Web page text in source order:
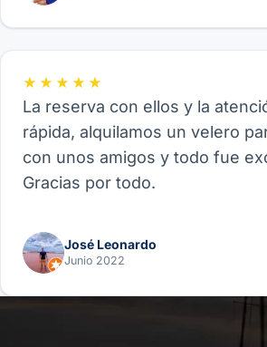
★★★★★
La reserva con ellos y la
rápida, alquilamos un velero
con unos amigos y todo fue
Gracias por todo.
José Leonardo
Junio 2022